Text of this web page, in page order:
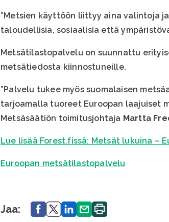
”Metsien käyttöön liittyy aina valintoja
taloudellisia, sosiaalisia että
Metsätilastopalvelu on suunnattu
metsätiedosta kiinnostuneille.
”Palvelu tukee myös suomalaisen
tarjoamalla tuoreet Euroopan laajuiset
Metsäsäätiön toimitusjohtaja Martta
Lue lisää Forest.fissä: Metsät lukuina –
Euroopan metsätilastopalvelu
Jaa: Jaa. Jaa.Jaa. Jaa. Tulosta
sivu.